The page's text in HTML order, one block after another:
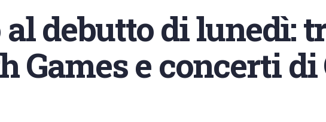
debutto di lunedì:
Games e concerti